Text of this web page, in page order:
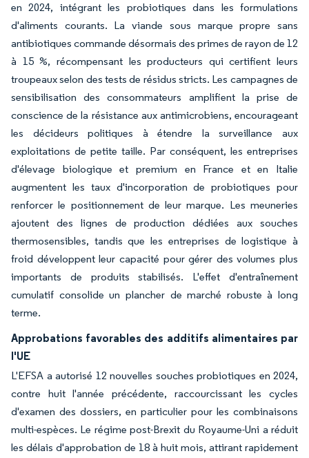
en 2024, intégrant les probiotiques dans les formulations
d'aliments courants. La viande sous marque propre sans
antibiotiques commande désormais des primes de rayon de 12
à 15 %, récompensant les producteurs qui certifient leurs
troupeaux selon des tests de résidus stricts. Les campagnes de
sensibilisation des consommateurs amplifient la prise de
conscience de la résistance aux antimicrobiens, encourageant
les décideurs politiques à étendre la surveillance aux
exploitations de petite taille. Par conséquent, les entreprises
d'élevage biologique et premium en France et en Italie
augmentent les taux d'incorporation de probiotiques pour
renforcer le positionnement de leur marque. Les meuneries
ajoutent des lignes de production dédiées aux souches
thermosensibles, tandis que les entreprises de logistique à
froid développent leur capacité pour gérer des volumes plus
importants de produits stabilisés. L'effet d'entraînement
cumulatif consolide un plancher de marché robuste à long
terme.
Approbations favorables des additifs alimentaires par
l'UE
L'EFSA a autorisé 12 nouvelles souches probiotiques en 2024,
contre huit l'année précédente, raccourcissant les cycles
d'examen des dossiers, en particulier pour les combinaisons
multi-espèces. Le régime post-Brexit du Royaume-Uni a réduit
les délais d'approbation de 18 à huit mois, attirant rapidement